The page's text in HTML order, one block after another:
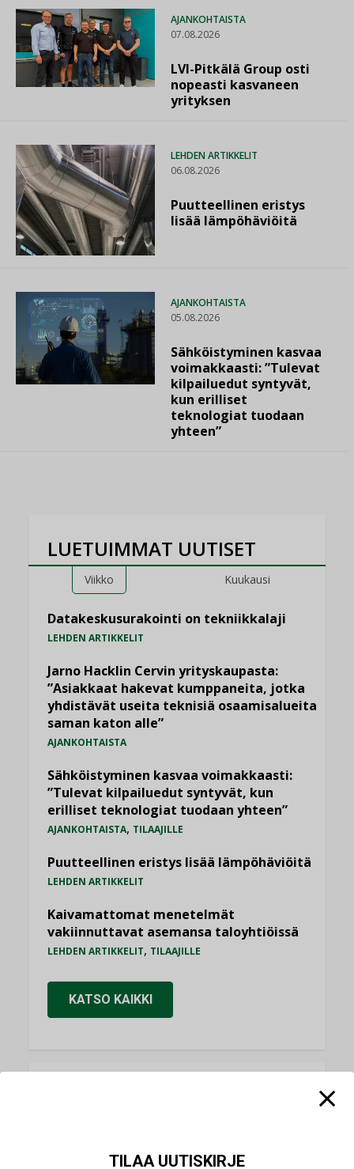
AJANKOHTAISTA
07.08.2026
LVI-Pitkälä Group osti
nopeasti kasvaneen
yrityksen
LEHDEN ARTIKKELIT
06.08.2026
Puutteellinen eristys
lisää lämpöhäviöitä
AJANKOHTAISTA
05.08.2026
Sähköistyminen kasvaa
voimakkaasti: ”Tulevat
kilpailuedut syntyvät,
kun erilliset
teknologiat tuodaan
yhteen”
LUETUIMMAT UUTISET
Viikko Kuukausi
Datakeskusurakointi on tekniikkalaji
LEHDEN ARTIKKELIT
Jarno Hacklin Cervin yrityskaupasta:
”Asiakkaat hakevat kumppaneita, jotka
yhdistävät useita teknisiä osaamisalueita
saman katon alle”
AJANKOHTAISTA
Sähköistyminen kasvaa voimakkaasti:
”Tulevat kilpailuedut syntyvät, kun
erilliset teknologiat tuodaan yhteen”
AJANKOHTAISTA, TILAAJILLE
Puutteellinen eristys lisää lämpöhäviöitä
LEHDEN ARTIKKELIT
Kaivamattomat menetelmät
vakiinnuttavat asemansa taloyhtiöissä
LEHDEN ARTIKKELIT, TILAAJILLE
KATSO KAIKKI
käyttöön kiinteistöissä
TILAA UUTISKIRJE